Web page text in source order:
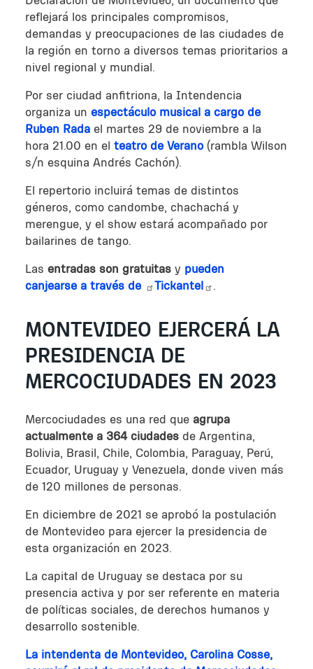
reflejará los principales compromisos,
demandas y preocupaciones de las ciudades de
la región en torno a diversos temas prioritarios a
nivel regional y mundial.
Por ser ciudad anfitriona, la Intendencia
organiza un espectáculo musical a cargo de
Ruben Rada el martes 29 de noviembre a la
hora 21.00 en el teatro de Verano (rambla Wilson
s/n esquina Andrés Cachón).
El repertorio incluirá temas de distintos
géneros, como candombe, chachachá y
merengue, y el show estará acompañado por
bailarines de tango.
Las entradas son gratuitas y pueden
canjearse a través de
Tickantel .
MONTEVIDEO EJERCERÁ LA
PRESIDENCIA DE
MERCOCIUDADES EN 2023
Mercociudades es una red que agrupa
actualmente a 364 ciudades de Argentina,
Bolivia, Brasil, Chile, Colombia, Paraguay, Perú,
Ecuador, Uruguay y Venezuela, donde viven más
de 120 millones de personas.
En diciembre de 2021 se aprobó la postulación
de Montevideo para ejercer la presidencia de
esta organización en 2023.
La capital de Uruguay se destaca por su
presencia activa y por ser referente en materia
de políticas sociales, de derechos humanos y
desarrollo sostenible.
La intendenta de Montevideo, Carolina Cosse,